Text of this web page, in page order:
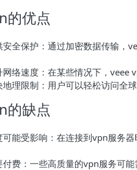
的优点
安全保护：通过加密数据传输，
网络速度：在某些情况下，veee
地理限制：用户可以轻松访问全
的缺点
可能受影响：在连接到vpn服务
付费：一些高质量的vpn服务可